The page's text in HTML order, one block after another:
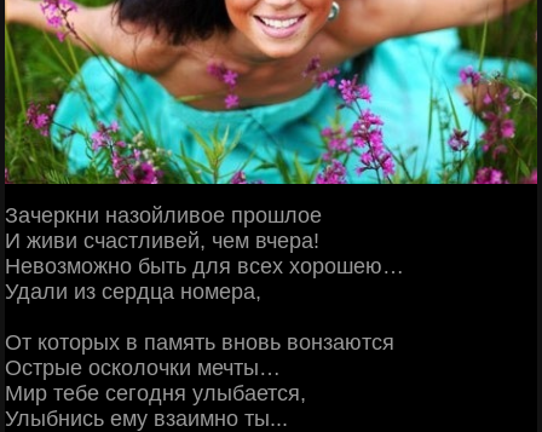
Зачеркни назойливое прошлое
И живи счастливей, чем вчера!
Невозможно быть для всех хорошею…
Удали из сердца номера,
От которых в память вновь вонзаются
Острые осколочки мечты…
Мир тебе сегодня улыбается,
Улыбнись ему взаимно ты...